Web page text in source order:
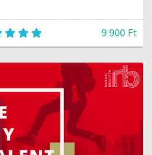
9 900 Ft